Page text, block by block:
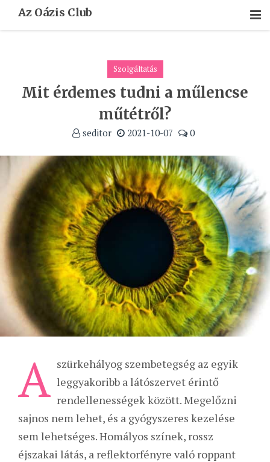
Az Oázis Club
Szolgáltatás
Mit érdemes tudni a műlencse
műtétről?
seditor 2021-10-07 0
A szürkehályog szembetegség az egyik
leggyakoribb a látószervet érintő
rendellenességek között. Megelőzni
sajnos nem lehet, és a gyógyszeres kezelése
sem lehetséges. Homályos színek, rossz
éjszakai látás, a reflektorfényre való roppant